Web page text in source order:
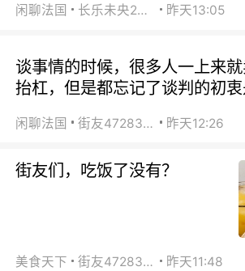
闲聊法国 长乐未央2015 昨天13:05
谈事情的时候，很多人一上来
抬杠，但是都忘记了谈判的初
闲聊法国 街友472838572 昨天12:26
街友们，吃饭了没有？
美食天下 街友472838572 昨天11:48